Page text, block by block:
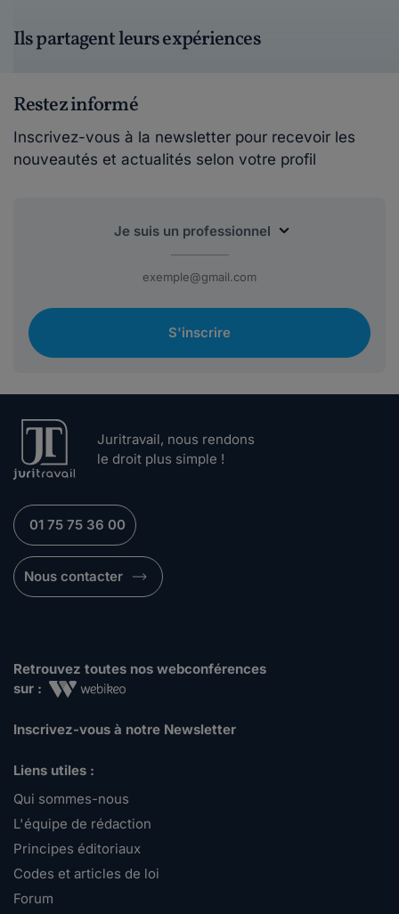
Ils partagent leurs expériences
Restez informé
Inscrivez-vous à la newsletter pour recevoir les
nouveautés et actualités selon votre profil
S'inscrire
Juritravail, nous rendons
le droit plus simple !
01 75 75 36 00
Nous contacter
Retrouvez toutes nos webconférences
sur :
Inscrivez-vous à notre Newsletter
Liens utiles :
Qui sommes-nous
L'équipe de rédaction
Principes éditoriaux
Codes et articles de loi
Forum